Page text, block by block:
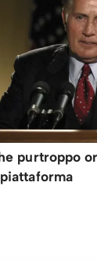
purtroppo